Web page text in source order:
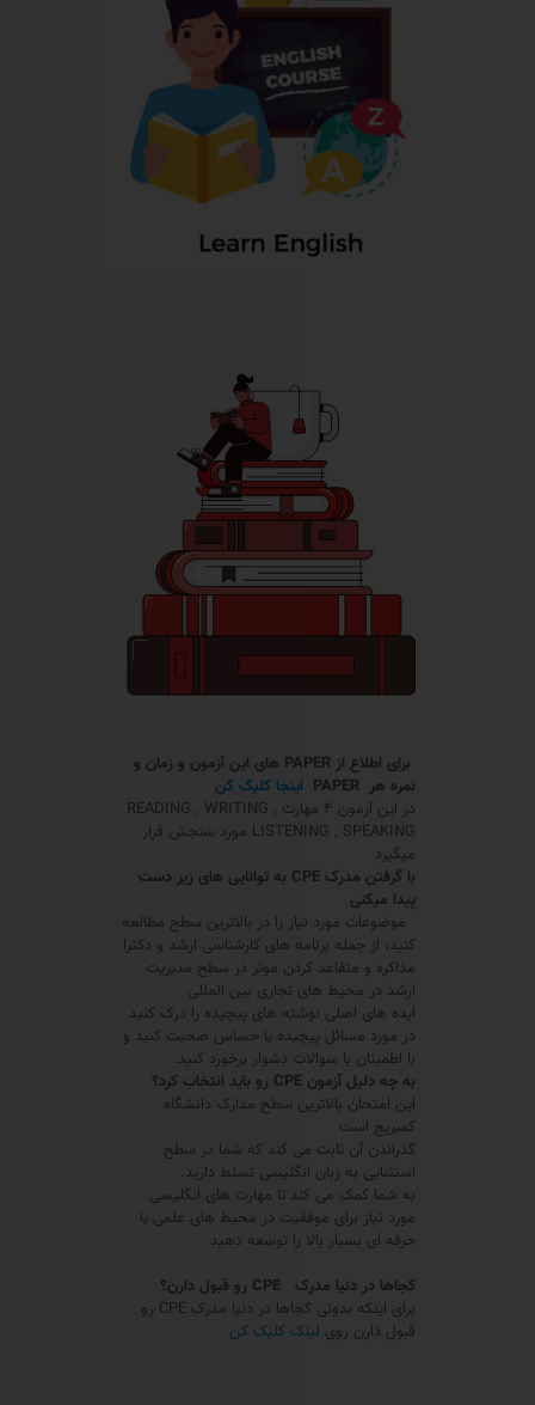
برای اطلاع از PAPER های این آزمون و زمان و
نمره هر
اینجا کلیک کن
در این آزمون ۴ مهارت READING , WRITING ,
LISTENING , SPEAKING مورد سنجش قرار
میگیرد
با گرفتن مدرک CPE به توانایی های زیر دست
پیدا میکنی
موضوعات مورد نیاز را در بالاترین سطح مطالعه
کنید، از جمله برنامه های کارشناسی ارشد و دکترا
مذاکره و متقاعد کردن موثر در سطح مدیریت
ارشد در محیط های تجاری بین المللی
ایده های اصلی نوشته های پیچیده را درک کنید
در مورد مسائل پیچیده یا حساس صحبت کنید و
با اطمینان با سوالات دشوار برخورد کنید.
به چه دلیل آزمون CPE رو باید انتخاب کرد؟
این امتحان بالاترین سطح مدارک دانشگاه
کمبریج است
گذراندن آن ثابت می کند که شما در سطح
استثنایی به زبان انگلیسی تسلط دارید.
به شما کمک می کند تا مهارت های انگلیسی
مورد نیاز برای موفقیت در محیط های علمی یا
حرفه ای بسیار بالا را توسعه دهید.
کجاها در دنیا مدرک
CPE رو قبول دارن؟
برای اینکه بدونی کجاها در دنیا مدرک CPE رو
قبول دارن روی لینک کلیک کن